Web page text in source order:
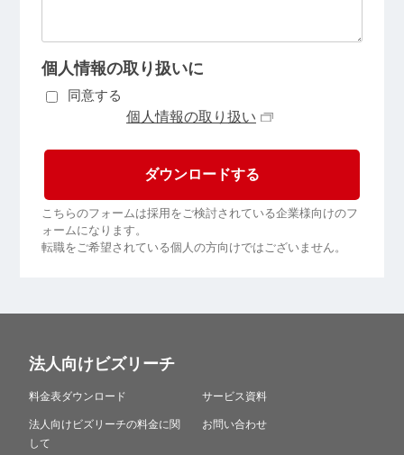
個人情報の取り扱いに
同意する
個人情報の取り扱い
こちらのフォームは採用をご検討されている企業様向けのフ
ォームになります。
転職をご希望されている個人の方向けではございません。
法人向けビズリーチ
料金表ダウンロード
法人向けビズリーチの料金に関
して
サービス資料
お問い合わせ